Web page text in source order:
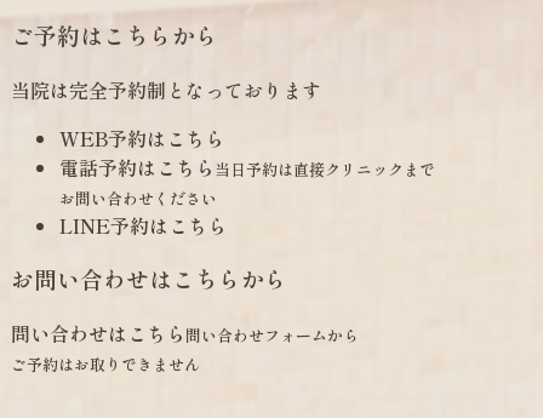
ご予約はこちらから
当院は完全予約制となっております
WEB予約はこちら
電話予約はこちら 当日予約は直接クリニックまで
お問い合わせください
LINE予約はこちら
お問い合わせはこちらから
問い合わせはこちら 問い合わせフォームから
ご予約はお取りできません